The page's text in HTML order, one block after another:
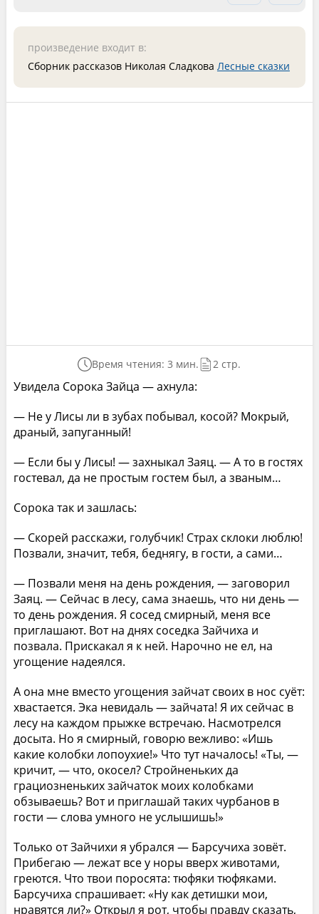
произведение входит в:
Сборник рассказов Николая Сладкова Лесные сказки
Время чтения: 3 мин. 2 стр.
Увидела Сорока Зайца — ахнула:
— Не у Лисы ли в зубах побывал, косой? Мокрый,
драный, запуганный!
— Если бы у Лисы! — захныкал Заяц. — А то в гостях
гостевал, да не простым гостем был, а званым…
Сорока так и зашлась:
— Скорей расскажи, голубчик! Страх склоки люблю!
Позвали, значит, тебя, беднягу, в гости, а сами…
— Позвали меня на день рождения, — заговорил
Заяц. — Сейчас в лесу, сама знаешь, что ни день —
то день рождения. Я сосед смирный, меня все
приглашают. Вот на днях соседка Зайчиха и
позвала. Прискакал я к ней. Нарочно не ел, на
угощение надеялся.
А она мне вместо угощения зайчат своих в нос суёт:
хвастается. Эка невидаль — зайчата! Я их сейчас в
лесу на каждом прыжке встречаю. Насмотрелся
досыта. Но я смирный, говорю вежливо: «Ишь
какие колобки лопоухие!» Что тут началось! «Ты, —
кричит, — что, окосел? Стройненьких да
грациозненьких зайчаток моих колобками
обзываешь? Вот и приглашай таких чурбанов в
гости — слова умного не услышишь!»
Только от Зайчихи я убрался — Барсучиха зовёт.
Прибегаю — лежат все у норы вверх животами,
греются. Что твои поросята: тюфяки тюфяками.
Барсучиха спрашивает: «Ну как детишки мои,
нравятся ли?» Открыл я рот, чтобы правду сказать,